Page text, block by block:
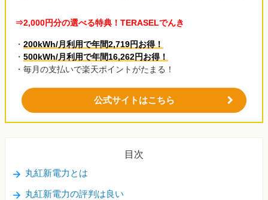
⇒2,000円分の選べる特典！TERASELでんき
・ 200kWh/月利用で年間2,719円お得！
・ 500kWh/月利用で年間16,262円お得！
・毎月の支払いで楽天ポイントがたまる！
公式サイトはこちら
目次
丸紅新電力とは
丸紅新電力の評判は良い